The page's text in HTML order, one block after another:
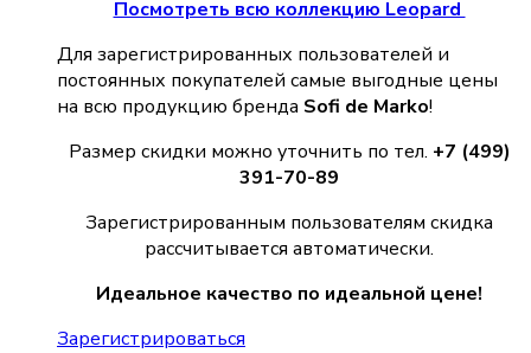
Посмотреть всю коллекцию Leopard
Для зарегистрированных пользователей и
постоянных покупателей самые выгодные цены
на всю продукцию бренда Sofi de Marko!
Размер скидки можно уточнить по тел. +7 (499)
391-70-89
Зарегистрированным пользователям скидка
рассчитывается автоматически.
Идеальное качество по идеальной цене!
Зарегистрироваться